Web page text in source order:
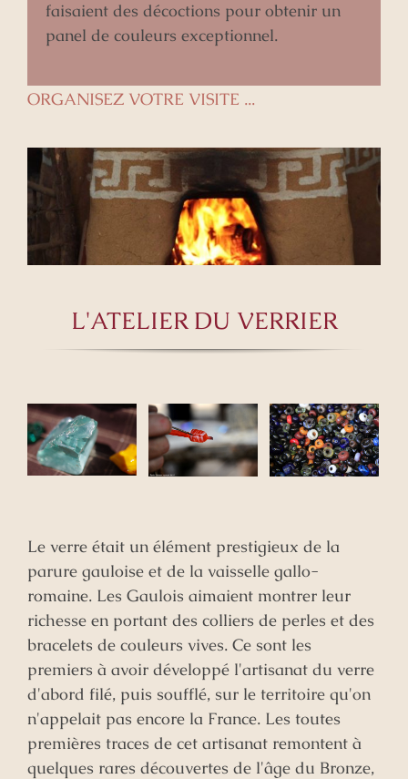
faisaient des décoctions pour obtenir un
panel de couleurs exceptionnel.
ORGANISEZ VOTRE VISITE ...
L'ATELIER DU VERRIER
Le verre était un élément prestigieux de la
parure gauloise et de la vaisselle gallo-
romaine. Les Gaulois aimaient montrer leur
richesse en portant des colliers de perles et des
bracelets de couleurs vives. Ce sont les
premiers à avoir développé l'artisanat du verre
d'abord filé, puis soufflé, sur le territoire qu'on
n'appelait pas encore la France. Les toutes
premières traces de cet artisanat remontent à
quelques rares découvertes de l'âge du Bronze,